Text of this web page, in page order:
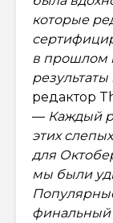
которые
в прошлом
редактор
— Каждый
этих
для
мы были
финальный